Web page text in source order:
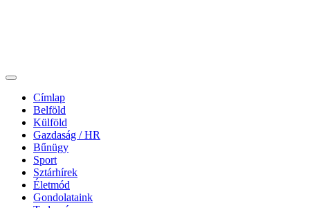
Címlap
Belföld
Külföld
Gazdaság / HR
Bűnügy
Sport
Sztárhírek
Életmód
Gondolataink